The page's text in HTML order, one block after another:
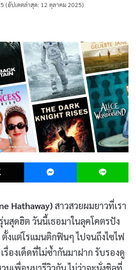
(อัปเดตล่าสุด: 12 ตุลาคม 2025)
X Messenger
Hathaway)สาวสวยผมยาวที่เรา
สุดฮิต วันนี้เธอมาในลุคโคตรปัง
งแต่โรแมนติกฟินๆ ไปจนถึงไซไฟ
รื่องเด็ดที่ไม่ซ้ำกันมาฝาก รับรองดู
นเพื่อนมารีวิวกัน ไม่ว่าจะนั่งชิลที่